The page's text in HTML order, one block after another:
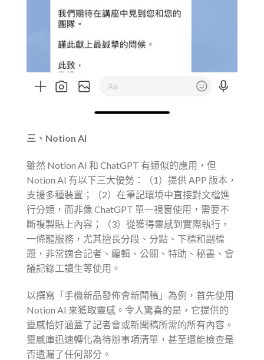
三、Notion AI
雖然 Notion AI 和 ChatGPT 有類似的應用，但
Notion AI 有以下三大優勢：（1）提供 APP 版本，
支援多種裝置；（2）在筆記環境中直接對文檔進
行分類，而非像 ChatGPT 單一視窗使用，需要不
斷複製貼上內容；（3）從獲得靈感到實際執行，
一條龍服務，尤其擅長分段、分點、下標和副標
題，非常適合記者、編輯、公關、特助、秘書、會
議記錄工讀生等使用。
以撰寫「手機新品發佈會新聞稿」為例，首先使用
Notion AI 來獲取靈感。令人驚喜的是，它提供的
靈感恰好涵蓋了記者會或新聞稿所需的所有內容。
靈感庫迅速轉化為待辦事項清單，甚至還能檢查是
否遺漏了任何部分。